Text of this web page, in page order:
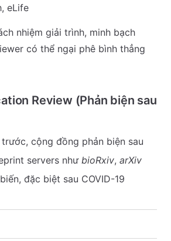
eLife
nhiệm giải trình, minh bạch
có thể ngại phê bình thẳng
Review (Phản biện sau
cộng đồng phản biện sau
servers như bioRxiv, arXiv
đặc biệt sau COVID-19